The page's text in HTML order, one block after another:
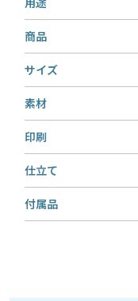
商品
サイズ
素材
印刷
仕立て
付属品